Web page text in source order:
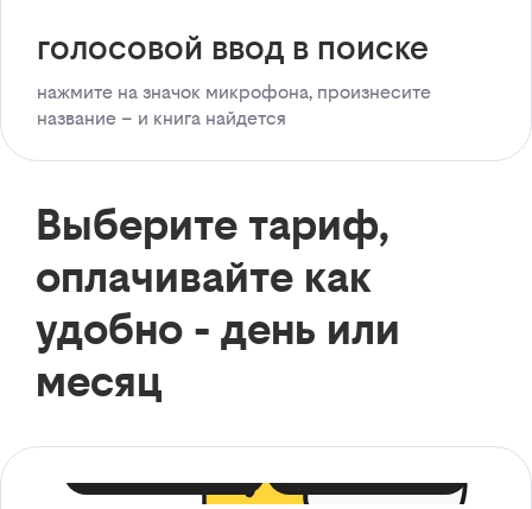
голосовой ввод в поиске
нажмите на значок микрофона, произнесите
название – и книга найдется
Выберите тариф,
оплачивайте как
удобно - день или
месяц